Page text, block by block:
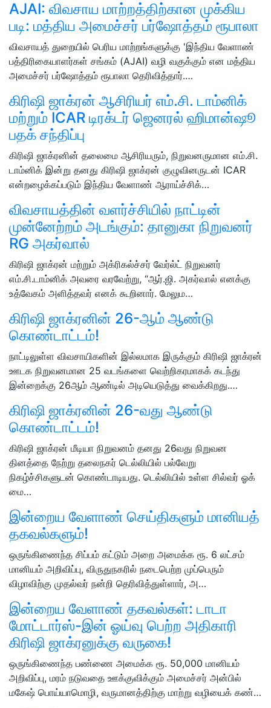
AJAI: விவசாய மாற்றத்திற்கான முக்கிய
படி: மத்திய அமைச்சர் பர்ஷோத்தம் ரூபாலா
விவசாயத் துறையில் பெரிய மாற்றங்களுக்கு 'இந்திய வேளாண்
பத்திரிகையாளர்கள் சங்கம் (AJAI) வழி வகுக்கும் என மத்திய
அமைச்சர் பர்ஷோத்தம் ரூபாலா தெரிவித்தார்.…
கிரிஷி ஜாக்ரன் ஆசிரியர் எம்.சி. டாம்னிக்
மற்றும் ICAR டிரக்டர் ஜெனரல் ஹிமான்ஷூ
பதக் சந்திப்பு
கிரிஷி ஜாக்ரனின் தலைமை ஆசிரியரும், நிறுவனருமான எம்.சி.
டாம்னிக் இன்று தனது கிரிஷி ஜாக்ரன் குழுவினருடன் ICAR
என்றழைக்கப்படும் இந்திய வேளாண் ஆராய்ச்சிக்…
விவசாயத்தின் வளர்ச்சியில் நாட்டின்
முன்னேற்றம் அடங்கும்: தானுகா நிறுவனர்
RG அகர்வால்
கிரிஷி ஜாக்ரன் மற்றும் அக்ரிகல்ச்சர் வேர்ல்ட் நிறுவனர்
எம்.சி.டாம்னிக் அவரை வரவேற்று, “ஆர்.ஜி. அகர்வால் எனக்கு
உத்வேகம் அளித்தவர் எனக் கூறினார். மேலும…
கிரிஷி ஜாக்ரனின் 26-ஆம் ஆண்டு
கொண்டாட்டம்!
நாட்டிலுள்ள விவசாயிகளின் இல்லமாக இருக்கும் கிரிஷி ஜாக்ரன்
ஊடக நிறுவனமான 25 வடங்களை வெற்றிகரமாகக் கடந்து
இன்றைக்கு 26ஆம் ஆண்டில் அடியெடுத்து வைக்கிறது.…
கிரிஷி ஜாக்ரனின் 26-வது ஆண்டு
கொண்டாட்டம்!
கிரிஷி ஜாக்ரன் மீடியா நிறுவனம் தனது 26வது நிறுவன
தினத்தை நேற்று தலைநகர் டெல்லியில் பல்வேறு
நிகழ்ச்சிகளுடன் கொண்டாடியது. டெல்லியில் உள்ள சில்வர் ஓக்
மை…
இன்றைய வேளாண் செய்திகளும் மானியத்
தகவல்களும்!
ஒருங்கிணைந்த சிப்பம் கட்டும் அறை அமைக்க ரூ. 6 லட்சம்
மானியம் அறிவிப்பு, விருதுநகரில் நடைபெற்ற முப்பெரும்
விழாவிற்கு முதல்வர் நன்றி தெரிவித்துள்ளார், அ…
இன்றைய வேளாண் தகவல்கள்: டாடா
மோட்டார்ஸ்-இன் ஓய்வு பெற்ற அதிகாரி
கிரிஷி ஜாக்ரனுக்கு வருகை!
ஒருங்கிணைந்த பண்ணை அமைக்க ரூ. 50,000 மானியம்
அறிவிப்பு, மரம் நடுவதை ஊக்குவிக்கும் அமைச்சர் அன்பில்
மகேஷ் பொய்யாமொழி, வருமானத்திற்கு மாற்று வழியைக் கண்…